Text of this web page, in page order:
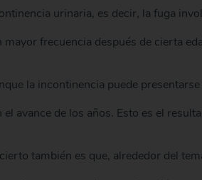
urinaria, es decir, la fuga
mayor frecuencia después de cierta
la incontinencia puede
el avance de los años. Esto es el
también es que, alrededor del